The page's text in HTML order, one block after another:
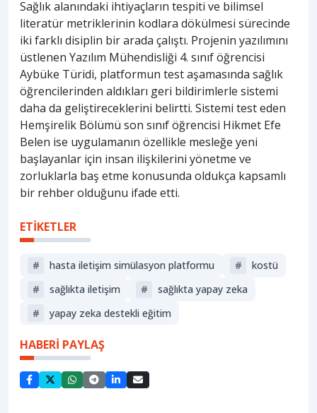
Sağlık alanındaki ihtiyaçların tespiti ve bilimsel
literatür metriklerinin kodlara dökülmesi sürecinde
iki farklı disiplin bir arada çalıştı. Projenin yazılımını
üstlenen Yazılım Mühendisliği 4. sınıf öğrencisi
Aybüke Türidi, platformun test aşamasında sağlık
öğrencilerinden aldıkları geri bildirimlerle sistemi
daha da geliştireceklerini belirtti. Sistemi test eden
Hemşirelik Bölümü son sınıf öğrencisi Hikmet Efe
Belen ise uygulamanın özellikle mesleğe yeni
başlayanlar için insan ilişkilerini yönetme ve
zorluklarla baş etme konusunda oldukça kapsamlı
bir rehber olduğunu ifade etti.
ETİKETLER
# hasta i̇letişim simülasyon platformu #
kostü
#
sağlıkta i̇letişim #
sağlıkta yapay zeka
#
yapay zeka destekli eğitim
HABERİ PAYLAŞ